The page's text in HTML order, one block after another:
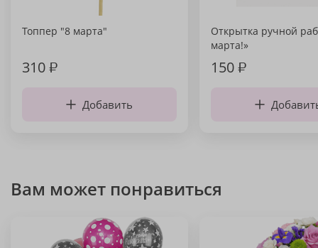
Топпер "8 марта"
310₽
Добавить
Открытка ручной
марта!»
150₽
Вам может понравиться